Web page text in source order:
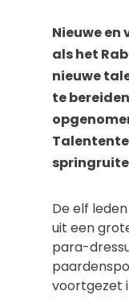
Nieuwe
als het
nieuwe
te
De elf
uit een
para-
voortgezet